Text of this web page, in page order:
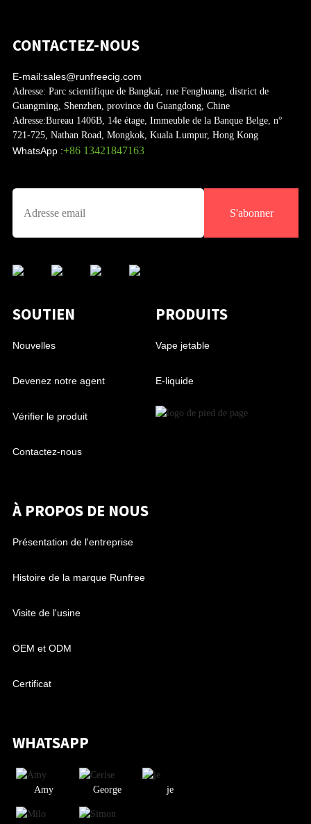
CONTACTEZ-NOUS
E-mail:sales@runfreecig.com
Adresse: Parc scientifique de Bangkai, rue Fenghuang, district de
Guangming, Shenzhen, province du Guangdong, Chine
Adresse:Bureau 1406B, 14e étage, Immeuble de la Banque Belge, n°
721-725, Nathan Road, Mongkok, Kuala Lumpur, Hong Kong
WhatsApp :+86 13421847163
S'abonner
SOUTIEN
Nouvelles
Devenez notre agent
Vérifier le produit
Contactez-nous
PRODUITS
Vape jetable
E-liquide
À PROPOS DE NOUS
Présentation de l'entreprise
Histoire de la marque Runfree
Visite de l'usine
OEM et ODM
Certificat
WHATSAPP
Amy George je